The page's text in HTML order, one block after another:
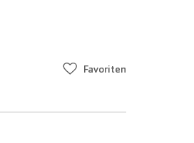
Favoriten